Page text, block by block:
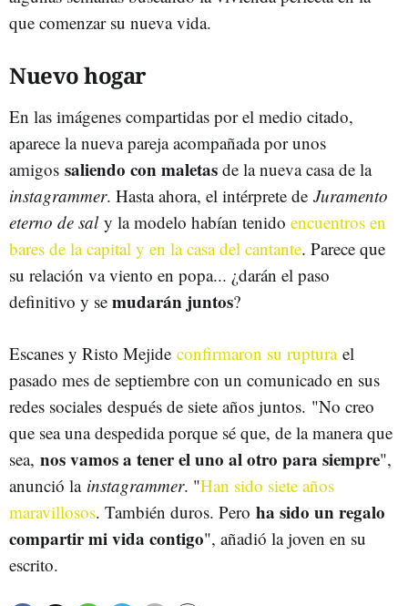
que comenzar su nueva vida.
Nuevo hogar
En las imágenes compartidas por el medio citado,
aparece la nueva pareja acompañada por unos
amigos saliendo con maletas de la nueva casa de la
instagrammer. Hasta ahora, el intérprete de Juramento
eterno de saly la modelo habían tenido encuentros en
bares de la capital y en la casa del cantante. Parece que
su relación va viento en popa... ¿darán el paso
definitivo y se mudarán juntos?
Escanes y Risto Mejide confirmaron su rupturael
pasado mes de septiembre con un comunicado en sus
redes sociales después de siete años juntos. "No creo
que sea una despedida porque sé que, de la manera que
sea, nos vamos a tener el uno al otro para siempre",
anunció la instagrammer. "Han sido siete años
maravillosos. También duros. Pero ha sido un regalo
compartir mi vida contigo", añadió la joven en su
escrito.